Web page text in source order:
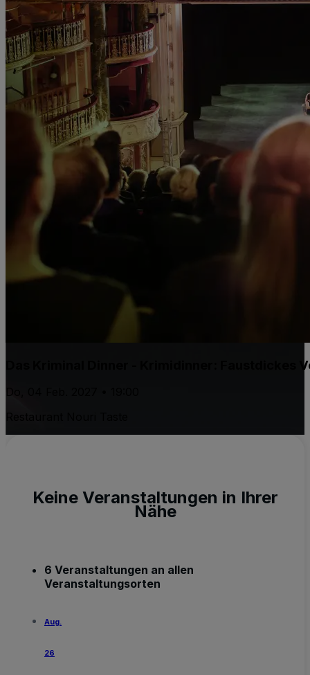
Das Kriminal Dinner - Krimidinner: Faustdickes
Do, 04 Feb. 2027 • 19:00
Keine Veranstaltungen in Ihrer
Nähe
6 Veranstaltungen an allen
Veranstaltungsorten
Aug.
26